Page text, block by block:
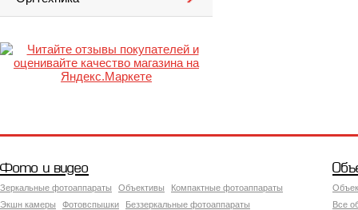
Фото и видео
Зеркальные фотоаппараты Объективы
Компактные фотоаппараты
Экшн камеры
Фотовспышки
Беззеркальные фотоаппараты
Все